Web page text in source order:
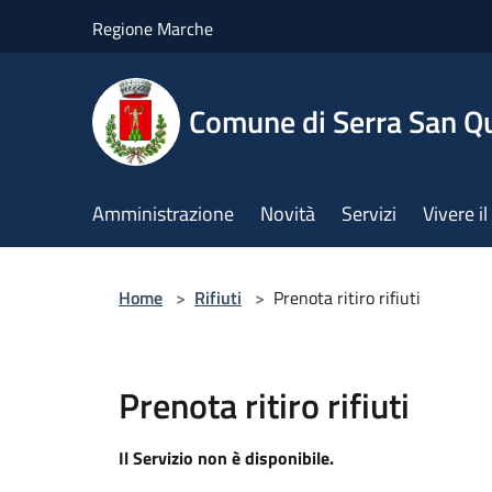
Regione Marche
Comune di Serra San
Amministrazione Novità Servizi Vivere
Home > Rifiuti > Prenota ritiro rifiuti
Prenota ritiro rifiuti
Il Servizio non è disponibile.